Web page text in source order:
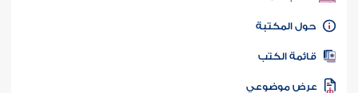
كتاب الأمة
المكتبة